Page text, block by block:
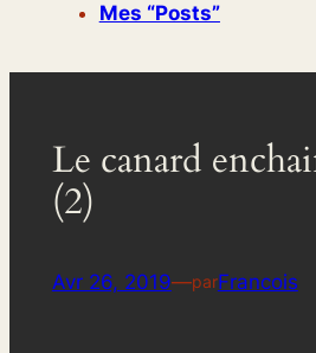
Mes “posts”
Le canard
(2)
Avr 26, 2019—parFrancois